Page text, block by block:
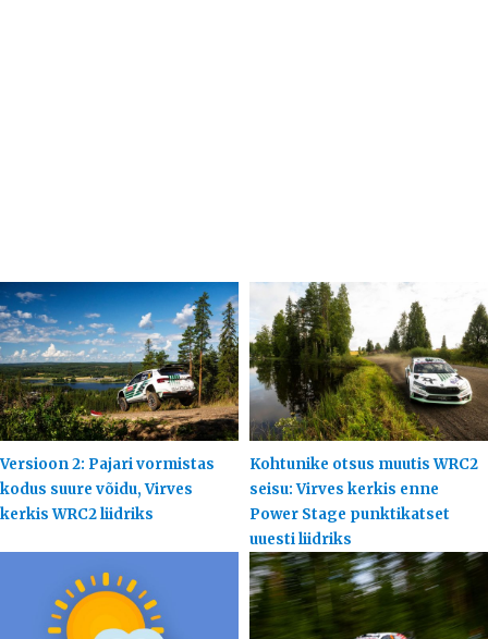
Versioon 2: Pajari vormistas
kodus suure võidu, Virves
kerkis WRC2 liidriks
Kohtunike otsus muutis WRC2
seisu: Virves kerkis enne
Power Stage punktikatset
uuesti liidriks